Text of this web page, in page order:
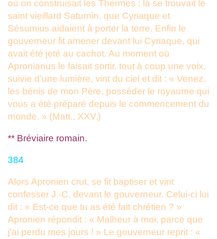
où on construisait les Thermes ; là se trouvait le
saint vieillard Saturnin, que Cyriaque et
Sésumius aidaient à porter la terre. Enfin le
gouverneur fit amener devant lui Cyriaque, qui
avait été jeté au cachot. Au moment où
Apronianus le faisait sortir, tout à coup une voix,
suivie d'une lumière, vint du ciel et dit : « Venez,
les bénis de mon Père, posséder le royaume qui
vous a été préparé depuis le commencement du
monde. » (Matt., XXV.)
** Bréviaire romain.
384
Alors Apronien crut, se fit baptiser et vint
confesser J.-C. devant le gouverneur. Celui-ci lui
dit : « Est-ce que tu as été fait chrétien ? »
Apronien répondit : « Malheur à moi, parce que
j'ai perdu mes jours ! » Le gouverneur reprit : «